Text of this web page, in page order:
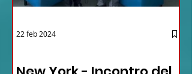
22 feb 2024